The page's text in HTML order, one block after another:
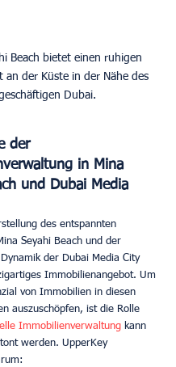
Beach bietet einen ruhigen
an der Küste in der Nähe des
Dubai.
der
in Mina
und Dubai Media
des entspannten
Seyahi Beach und der
der Dubai Media City
Immobilienangebot. Um
von Immobilien in diesen
auszuschöpfen, ist die Rolle
Immobilienverwaltung kann
werden. UpperKey